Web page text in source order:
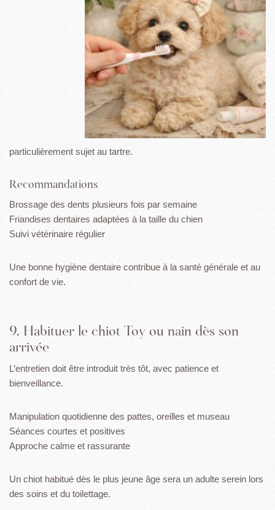
particulièrement sujet au tartre.
Recommandations
Brossage des dents plusieurs fois par semaine
Friandises dentaires adaptées à la taille du chien
Suivi vétérinaire régulier
Une bonne hygiène dentaire contribue à la santé générale et au
confort de vie.
9. Habituer le chiot Toy ou nain dès son
arrivée
L’entretien doit être introduit très tôt, avec patience et
bienveillance.
Manipulation quotidienne des pattes, oreilles et museau
Séances courtes et positives
Approche calme et rassurante
Un chiot habitué dès le plus jeune âge sera un adulte serein lors
des soins et du toilettage.